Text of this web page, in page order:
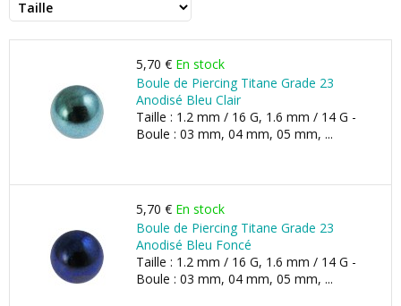
5,70 € En stock
Boule de Piercing Titane Grade 23
Anodisé Bleu Clair
Taille : 1.2 mm / 16 G, 1.6 mm / 14 G -
Boule : 03 mm, 04 mm, 05 mm, ...
5,70 € En stock
Boule de Piercing Titane Grade 23
Anodisé Bleu Foncé
Taille : 1.2 mm / 16 G, 1.6 mm / 14 G -
Boule : 03 mm, 04 mm, 05 mm, ...